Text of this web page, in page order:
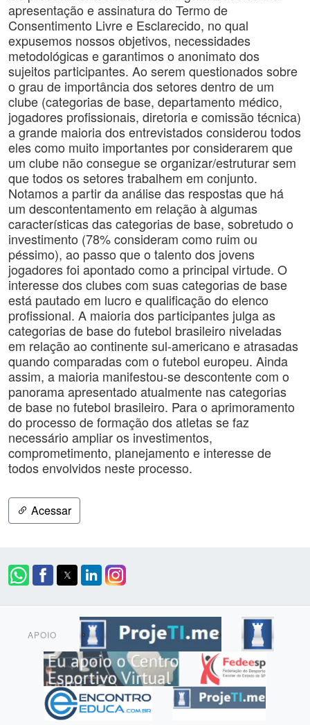
apresentação e assinatura do Termo de
Consentimento Livre e Esclarecido, no qual
expusemos nossos objetivos, necessidades
metodológicas e garantimos o anonimato dos
sujeitos participantes. Ao serem questionados sobre
o grau de importância dos setores dentro de um
clube (categorias de base, departamento médico,
jogadores profissionais, diretoria e comissão técnica)
a grande maioria dos entrevistados considerou todos
eles como muito importantes por considerarem que
um clube não consegue se organizar/estruturar sem
que todos os setores trabalhem em conjunto.
Notamos a partir da análise das respostas que há
um descontentamento em relação à algumas
características das categorias de base, sobretudo o
investimento (78% consideram como ruim ou
péssimo), ao passo que o talento dos jovens
jogadores foi apontado como a principal virtude. O
interesse dos clubes com suas categorias de base
está pautado em lucro e qualificação do elenco
profissional. A maioria dos participantes julga as
categorias de base do futebol brasileiro niveladas
em relação ao continente sul-americano e atrasadas
quando comparadas com o futebol europeu. Ainda
assim, a maioria manifestou-se descontente com o
panorama apresentado atualmente nas categorias
de base no futebol brasileiro. Para o aprimoramento
do processo de formação dos atletas se faz
necessário ampliar os investimentos,
comprometimento, planejamento e interesse de
todos envolvidos neste processo.
Acessar
APOIO